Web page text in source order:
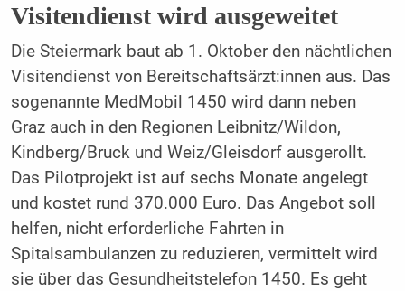
Visitendienst wird ausgeweitet
Die Steiermark baut ab 1. Oktober den nächtlichen
Visitendienst von Bereitschaftsärzt:innen aus. Das
sogenannte MedMobil 1450 wird dann neben
Graz auch in den Regionen Leibnitz/Wildon,
Kindberg/Bruck und Weiz/Gleisdorf ausgerollt.
Das Pilotprojekt ist auf sechs Monate angelegt
und kostet rund 370.000 Euro. Das Angebot soll
helfen, nicht erforderliche Fahrten in
Spitalsambulanzen zu reduzieren, vermittelt wird
sie über das Gesundheitstelefon 1450. Es geht